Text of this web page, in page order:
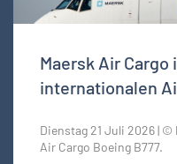
Maersk Air
internationalen
Dienstag 21 Juli 2026 | ©
Air Cargo Boeing B777.